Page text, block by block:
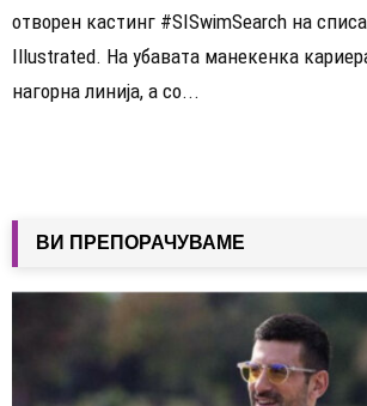
отворен кастинг #SISwimSearch на
Illustrated. На убавата манекенка
нагорна линија, а со...
ВИ ПРЕПОРАЧУВАМЕ